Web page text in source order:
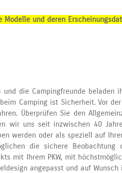
Modelle und deren
die Campingfreunde beladen
Camping ist Sicherheit. Vor
Überprüfen Sie den
wir uns seit inzwischen 40
werden oder als speziell auf
die sichere
mit Ihrem PKW, mit
angepasst und auf